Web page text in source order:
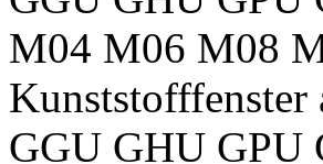
M04 M06 M08
Kunststofffenster
GGU GHU